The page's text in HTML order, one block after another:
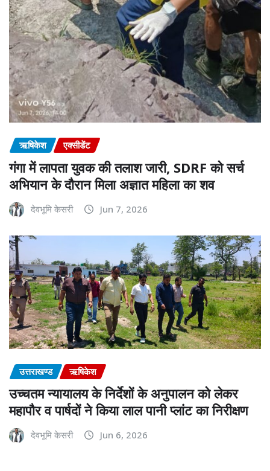
ऋषिकेश एक्सीडेंट
गंगा में लापता युवक की तलाश जारी, SDRF को सर्च
अभियान के दौरान मिला अज्ञात महिला का शव
देवभूमि केसरी Jun 7, 2026
उत्तराखण्ड ऋषिकेश
उच्चतम न्यायालय के निर्देशों के अनुपालन को लेकर
महापौर व पार्षदों ने किया लाल पानी प्लांट का निरीक्षण
देवभूमि केसरी Jun 6, 2026